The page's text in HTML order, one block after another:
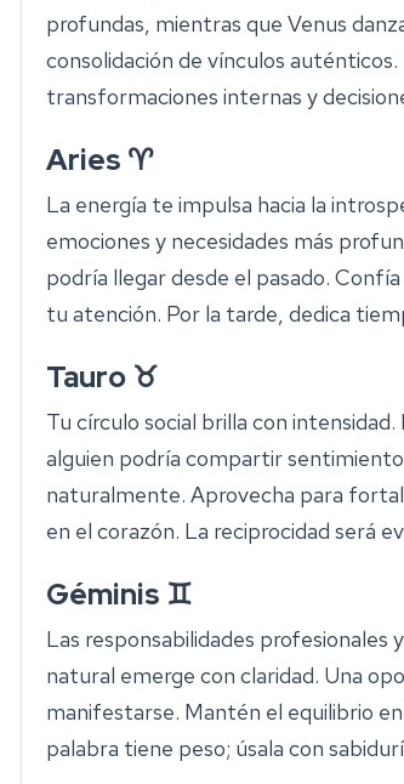
profundas, mientras que Venus
consolidación de vínculos
transformaciones internas y
Aries ♈
La energía te impulsa hacia la
emociones y necesidades más
podría llegar desde el pasado.
tu atención. Por la tarde, dedica
Tauro ♉
Tu círculo social brilla con
alguien podría compartir
naturalmente. Aprovecha para
en el corazón. La reciprocidad será
Géminis ♊
Las responsabilidades profesionales
natural emerge con claridad. Una
manifestarse. Mantén el equilibrio
palabra tiene peso; úsala con